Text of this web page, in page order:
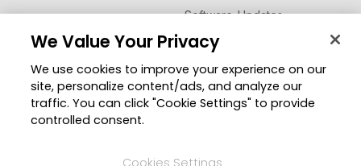
Software-Updates
Lernen + Wissen
Community
Mitgliederbereich
Blog
Region ändern
We Value Your Privacy
We use cookies to improve your experience on our
site, personalize content/ads, and analyze our
traffic. You can click "Cookie Settings" to provide
controlled consent.
Cookies Settings